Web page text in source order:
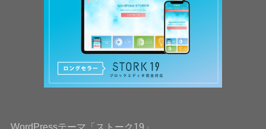
WordPressテーマ「ストーク19」